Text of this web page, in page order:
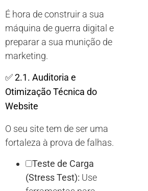
É hora de construir a sua
máquina de guerra digital e
preparar a sua munição de
marketing.
✅2.1. Auditoria e
Otimização Técnica do
Website
O seu site tem de ser uma
fortaleza à prova de falhas.
Teste de Carga
(Stress Test): Use